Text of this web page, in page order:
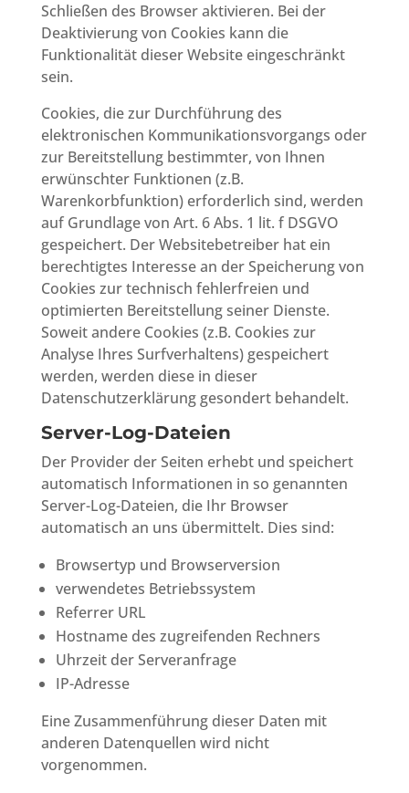
Schließen des Browser aktivieren. Bei der
Deaktivierung von Cookies kann die
Funktionalität dieser Website eingeschränkt
sein.
Cookies, die zur Durchführung des
elektronischen Kommunikationsvorgangs oder
zur Bereitstellung bestimmter, von Ihnen
erwünschter Funktionen (z.B.
Warenkorbfunktion) erforderlich sind, werden
auf Grundlage von Art. 6 Abs. 1 lit. f DSGVO
gespeichert. Der Websitebetreiber hat ein
berechtigtes Interesse an der Speicherung von
Cookies zur technisch fehlerfreien und
optimierten Bereitstellung seiner Dienste.
Soweit andere Cookies (z.B. Cookies zur
Analyse Ihres Surfverhaltens) gespeichert
werden, werden diese in dieser
Datenschutzerklärung gesondert behandelt.
Server-Log-Dateien
Der Provider der Seiten erhebt und speichert
automatisch Informationen in so genannten
Server-Log-Dateien, die Ihr Browser
automatisch an uns übermittelt. Dies sind:
Browsertyp und Browserversion
verwendetes Betriebssystem
Referrer URL
Hostname des zugreifenden Rechners
Uhrzeit der Serveranfrage
IP-Adresse
Eine Zusammenführung dieser Daten mit
anderen Datenquellen wird nicht
vorgenommen.